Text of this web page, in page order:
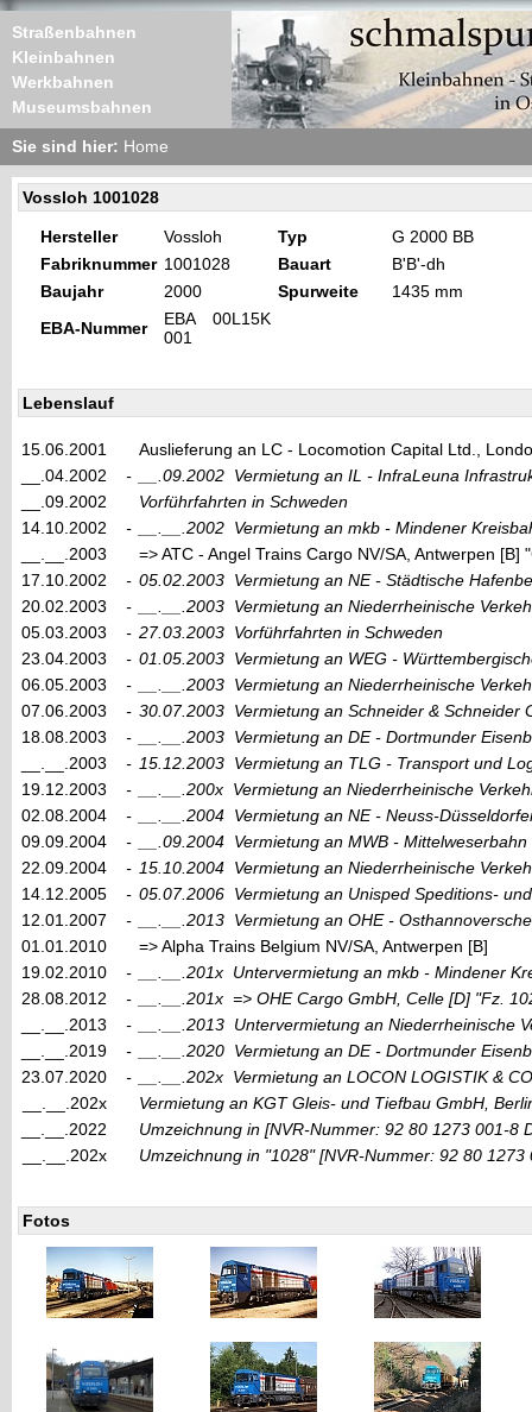
Straßenbahnen
Kleinbahnen
Werkbahnen
Museumsbahnen
Sie sind hier: Home
Vossloh 1001028
Hersteller Vossloh Typ
G 2000 BB
Fabriknummer 1001028 Bauart
B'B'-dh
Baujahr
2000 Spurweite
1435 mm
EBA-Nummer
EBA 00L15K
001
Lebenslauf
15.06.2001
Auslieferung an LC - Locomotion Capital Ltd.,
__.04.2002
- __.09.2002 Vermietung an IL - InfraLeuna
__.09.2002
Vorführfahrten in Schweden
14.10.2002
- __.__.2002 Vermietung an mkb - Mindener
__.__.2003
=> ATC - Angel Trains Cargo NV/SA, Antwerpen [B]
17.10.2002
- 05.02.2003 Vermietung an NE - Städtische
20.02.2003
- __.__.2003 Vermietung an Niederrheinische
05.03.2003
- 27.03.2003 Vorführfahrten in Schweden
23.04.2003
- 01.05.2003 Vermietung an WEG -
06.05.2003
- __.__.2003 Vermietung an Niederrheinische
07.06.2003
- 30.07.2003 Vermietung an Schneider & Schneider
18.08.2003
- __.__.2003 Vermietung an DE - Dortmunder
__.__.2003
- 15.12.2003 Vermietung an TLG - Transport und
19.12.2003
- __.__.200x Vermietung an Niederrheinische
02.08.2004
- __.__.2004 Vermietung an NE - Neuss-
09.09.2004
- __.09.2004 Vermietung an MWB -
22.09.2004
- 15.10.2004 Vermietung an Niederrheinische
14.12.2005
- 05.07.2006 Vermietung an Unisped Speditions-
12.01.2007
- __.__.2013 Vermietung an OHE -
01.01.2010
=> Alpha Trains Belgium NV/SA, Antwerpen [B]
19.02.2010
- __.__.201x Untervermietung an mkb - Mindener
28.08.2012
- __.__.201x => OHE Cargo GmbH, Celle [D] "Fz.
__.__.2013
- __.__.2013 Untervermietung an Niederrheinische
__.__.2019
- __.__.2020 Vermietung an DE - Dortmunder
23.07.2020
- __.__.202x Vermietung an LOCON LOGISTIK &
__.__.202x
Vermietung an KGT Gleis- und Tiefbau GmbH,
__.__.2022
Umzeichnung in [NVR-Nummer: 92 80 1273 001-8
__.__.202x
Umzeichnung in "1028"[NVR-Nummer: 92 80 1273
Fotos